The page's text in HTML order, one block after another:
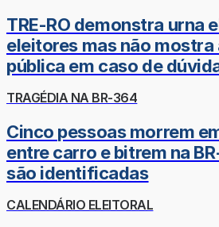
TRE-RO demonstra urna
eleitores mas não
pública em caso de
TRAGÉDIA NA BR-364
Cinco pessoas morrem
entre carro e bitrem na
são identificadas
CALENDÁRIO ELEITORAL